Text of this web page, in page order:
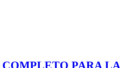
PARA LA